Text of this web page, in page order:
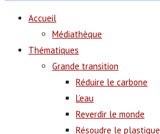
Accueil
Médiathèque
Thématiques
Grande transition
Réduire le carbone
L’eau
Reverdir le monde
Résoudre le plastique